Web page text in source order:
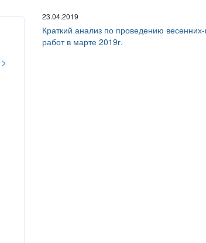
23.04.2019
Краткий анализ по проведению
работ в марте 2019г.